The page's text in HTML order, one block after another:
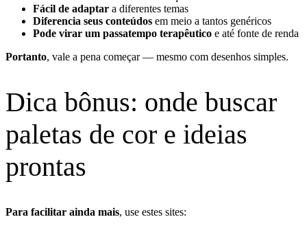
Fácil de adaptar a diferentes temas
Diferencia seus conteúdos em meio a tantos genéricos
Pode virar um passatempo terapêutico e até fonte de renda
Portanto, vale a pena começar — mesmo com desenhos simples.
Dica bônus: onde buscar
paletas de cor e ideias
prontas
Para facilitar ainda mais, use estes sites: